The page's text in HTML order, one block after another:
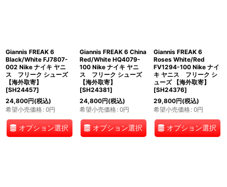
Giannis FREAK 6
Black/White FJ7807-
002 Nike ナイキ ヤニ
ス フリーク シューズ
【海外取寄】
[SH24457]
24,800円(税込)
希望小売価格: 0円
オプション選択
Giannis FREAK 6 China
Red/White HQ4079-
100 Nike ナイキ ヤニ
ス フリーク シューズ
【海外取寄】
[SH24381]
24,800円(税込)
希望小売価格: 0円
オプション選択
Giannis FREAK 6
Roses White/Red
FV1294-100 Nike ナイ
キ ヤニス フリーク シ
ューズ 【海外取寄】
[SH24376]
29,800円(税込)
希望小売価格: 0円
オプション選択